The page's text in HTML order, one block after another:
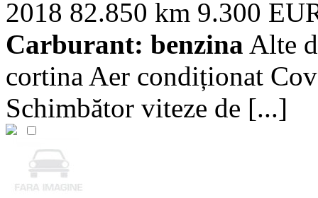
2018 82.850 km 9.300
Carburant: benzina Alte
cortina Aer condiționat
Schimbător viteze de [...]